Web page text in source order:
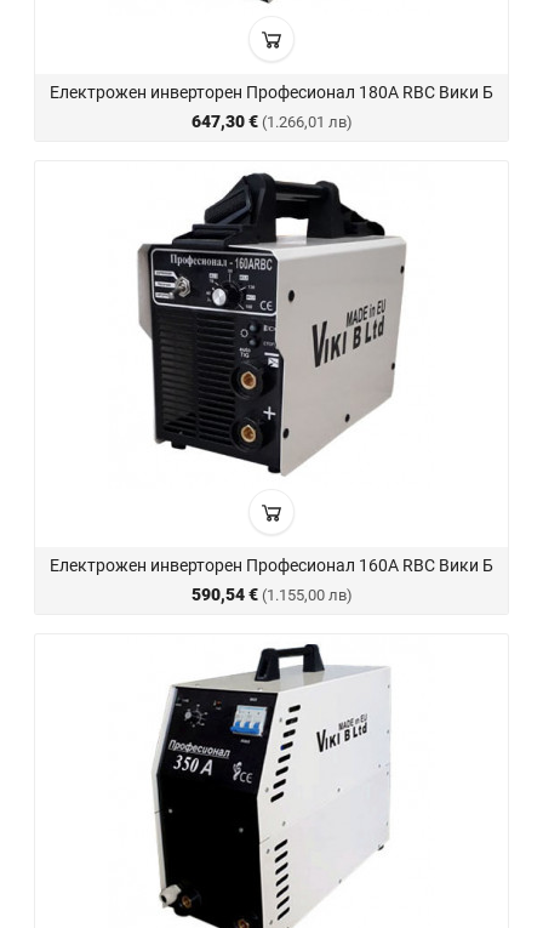
Електрожен инверторен Професионал 180А RBC Вики Б
647,30 € (1.266,01 лв)
Електрожен инверторен Професионал 160А RBC Вики Б
590,54 € (1.155,00 лв)